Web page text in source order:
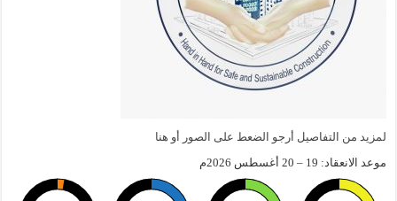
لمزيد من التفاصيل أرجو الضعط على الصور أو هنا
موعد الانعقاد: 19 – 20 أغسطس 2026م